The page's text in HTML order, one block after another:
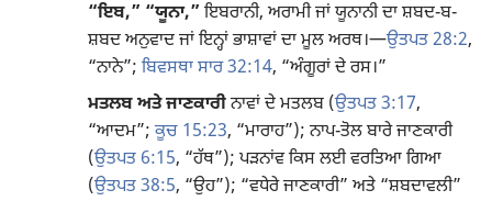
“ਇਬ,” “ਯੂਨਾ,”ਇਬਰਾਨੀ, ਅਰਾਮੀ ਜਾਂ ਯੂਨਾਨੀ ਦਾ ਸ਼ਬਦ-ਬ-
ਸ਼ਬਦ ਅਨੁਵਾਦ ਜਾਂ ਇਨ੍ਹਾਂ ਭਾਸ਼ਾਵਾਂ ਦਾ ਮੂਲ ਅਰਥ।​—ਉਤਪਤ 28:​2,
“ਨਾਨੇ”; ਬਿਵਸਥਾ ਸਾਰ 32:​14, “ਅੰਗੂਰਾਂ ਦੇ ਰਸ।”
ਮਤਲਬ ਅਤੇ ਜਾਣਕਾਰੀਨਾਵਾਂ ਦੇ ਮਤਲਬ (ਉਤਪਤ 3:​17,
“ਆਦਮ”; ਕੂਚ 15:​23, “ਮਾਰਾਹ”); ਨਾਪ-ਤੋਲ ਬਾਰੇ ਜਾਣਕਾਰੀ
(ਉਤਪਤ 6:​15, “ਹੱਥ”); ਪੜਨਾਂਵ ਕਿਸ ਲਈ ਵਰਤਿਆ ਗਿਆ
(ਉਤਪਤ 38:​5, “ਉਹ”); “ਵਧੇਰੇ ਜਾਣਕਾਰੀ” ਅਤੇ “ਸ਼ਬਦਾਵਲੀ”